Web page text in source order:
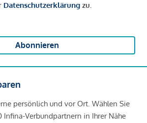
Datenschutzerklärung zu.
Abonnieren
persönlich und vor Ort. Wählen Sie
Infina-Verbundpartnern in Ihrer Nähe